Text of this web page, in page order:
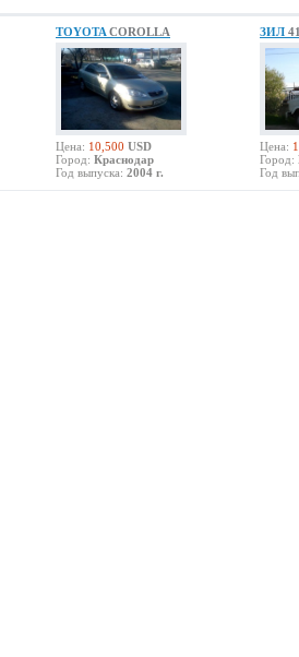
TOYOTA COROLLA
Цена: 10,500 USD
Город: Краснодар
Год выпуска: 2004 г.
ЗИЛ
Цена:
Город:
Год